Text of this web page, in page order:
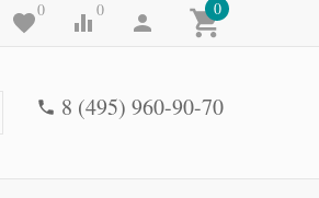
0 0 0
8 (495) 960-90-70